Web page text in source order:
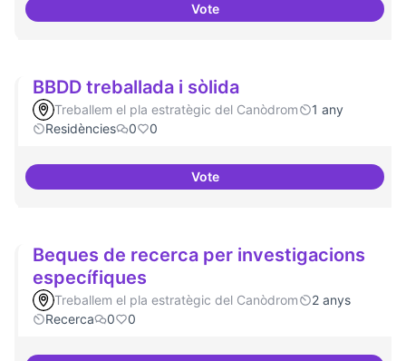
VoteBar obert, que sigui punt de
BBDD treballada i sòlida
Treballem el pla estratègic del Canòdrom
1 any
Residències
0 0
VoteBBDD treballada i sòlida
Beques de recerca per investigacions
específiques
Treballem el pla estratègic del Canòdrom
2 anys
Recerca
0 0